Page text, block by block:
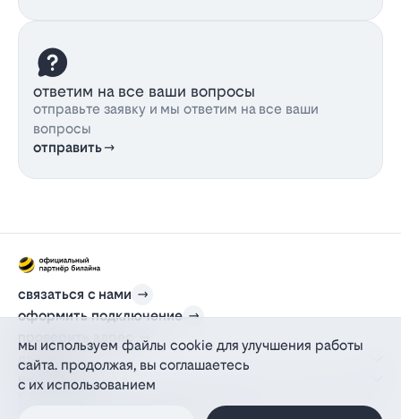
ответим на все ваши вопросы
отправьте заявку и мы ответим на все ваши
вопросы
отправить
связаться с нами
оформить подключение
проверить адрес
для дома
информация
действующий на основании агентского договора
мы используем файлы cookie для улучшения работы
сайта. продолжая, вы соглашаетесь
с их использованием